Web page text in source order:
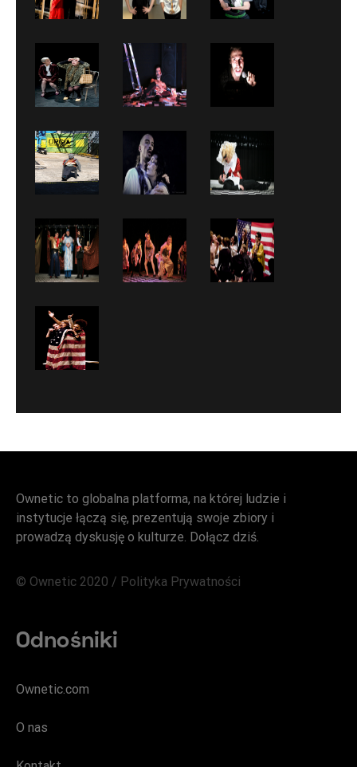
Ownetic to globalna platforma, na której ludzie i
instytucje łączą się, prezentują swoje zbiory i
prowadzą dyskusję o kulturze. Dołącz dziś.
© Ownetic 2020 / Polityka Prywatności
Odnośniki
Ownetic.com
O nas